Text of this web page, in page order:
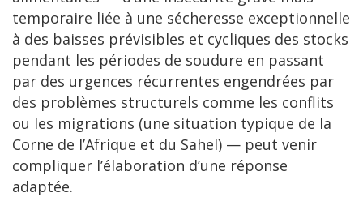
temporaire liée à une sécheresse exceptionnelle
à des baisses prévisibles et cycliques des stocks
pendant les périodes de soudure en passant
par des urgences récurrentes engendrées par
des problèmes structurels comme les conflits
ou les migrations (une situation typique de la
Corne de l’Afrique et du Sahel) — peut venir
compliquer l’élaboration d’une réponse
adaptée.